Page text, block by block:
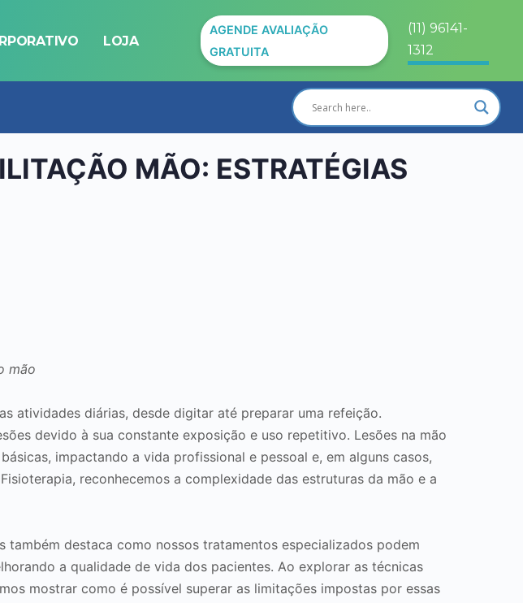
LOJA
AGENDE AVALIAÇÃO
GRATUITA
(11) 96141-
1312
MÃO: ESTRATÉGIAS
atividades diárias, desde digitar até preparar uma refeição.
devido à sua constante exposição e uso repetitivo. Lesões na mão
impactando a vida profissional e pessoal e, em alguns casos,
reconhecemos a complexidade das estruturas da mão e a
também destaca como nossos tratamentos especializados podem
a qualidade de vida dos pacientes. Ao explorar as técnicas
mostrar como é possível superar as limitações impostas por essas